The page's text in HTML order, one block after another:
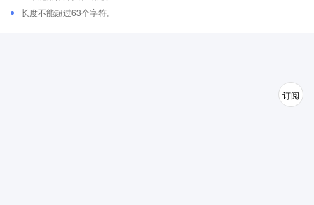
长度不能超过63个字符。
订阅